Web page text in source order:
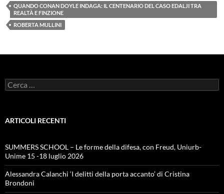
QUANDO CONAN DOYLE INDAGA: IL CENTENARIO DEL CASO EDALJI TRA
REALTÀ E FINZIONE
ROBERTA MULLINI
Ricerca
per:
ARTICOLI RECENTI
SUMMERS SCHOOL – Le forme della difesa, con Freud, Uniurb-
Unime 15 -18 luglio 2026
Alessandra Calanchi ‘I delitti della porta accanto’ di Cristina
Brondoni